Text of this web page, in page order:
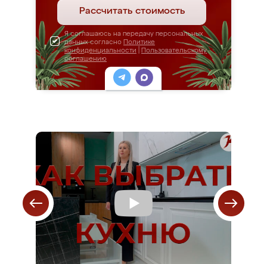
Рассчитать стоимость
Я соглашаюсь на передачу персональных
данных согласно Политике
конфиденциальности
Пользовательскому
соглашению